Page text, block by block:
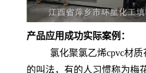
产品应用成功实际案例：
氯化聚氯乙烯cpvc材质
的叫法，有的人习惯称为梅